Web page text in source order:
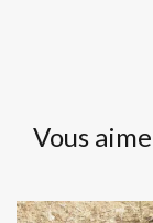
Vous